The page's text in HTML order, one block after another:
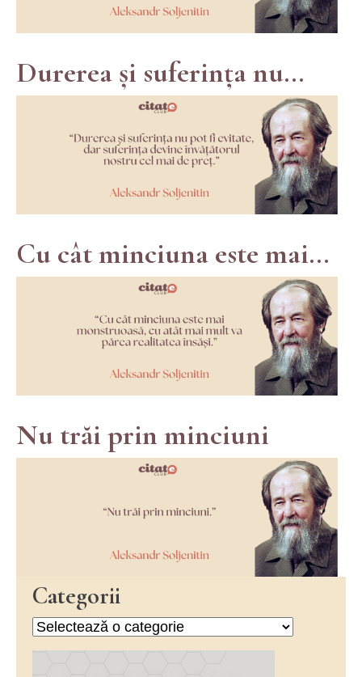
Durerea și suferința nu...
Cu cât minciuna este mai...
Nu trăi prin minciuni
Categorii
Categorii